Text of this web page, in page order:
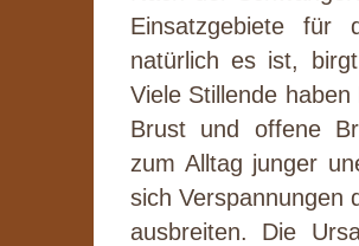
Einsatzgebiete für
natürlich es ist,
Viele Stillende
Brust und offene
zum Alltag junger
sich Verspannungen
ausbreiten. Die